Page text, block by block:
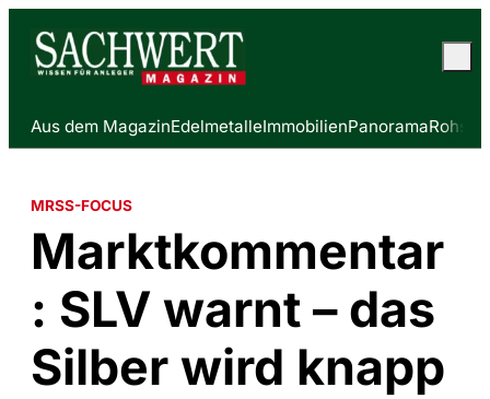
Aus dem MagazinEdelmetalleImmobilienPanorama
MRSS-FOCUS
Marktkommentar
: SLV warnt – das
Silber wird knapp